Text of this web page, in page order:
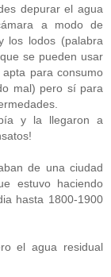
depurar el agua
a modo de
los lodos (palabra
se pueden usar
para consumo
mal) pero sí para
y la llegaron a
de una ciudad
estuvo haciendo
hasta 1800-1900
el agua residual